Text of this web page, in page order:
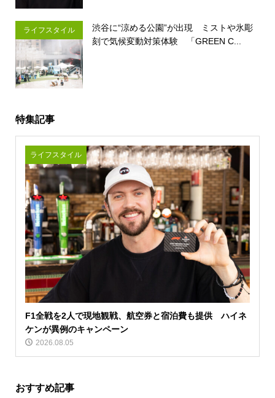
ライフスタイル
渋谷に“涼める公園”が出現 ミストや氷彫
刻で気候変動対策体験 「GREEN C...
特集記事
ライフスタイル
F1全戦を2人で現地観戦、航空券と宿泊費も提供 ハイネ
ケンが異例のキャンペーン
2026.08.05
おすすめ記事